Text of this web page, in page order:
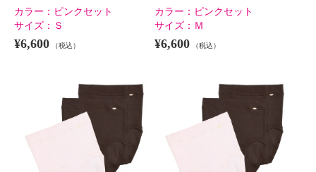
カラー： ピンクセット
サイズ： Ｓ
¥6,600 （税込）
カラー： ピンクセット
サイズ： Ｍ
¥6,600 （税込）